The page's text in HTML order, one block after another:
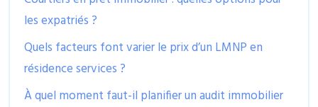
les expatriés ?
Quels facteurs font varier le prix d’un LMNP en
résidence services ?
À quel moment faut-il planifier un audit immobilier